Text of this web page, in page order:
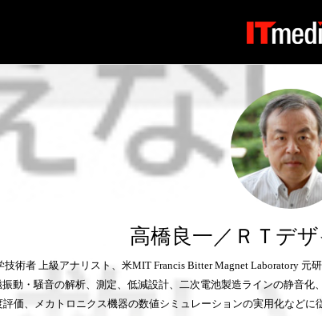
高橋良一／ＲＴデ
術者 上級アナリスト、米MIT Francis Bitter Magnet Laboratory
動・騒音の解析、測定、低減設計、二次電池製造ラインの静音
価、メカトロニクス機器の数値シミュレーションの実用化など